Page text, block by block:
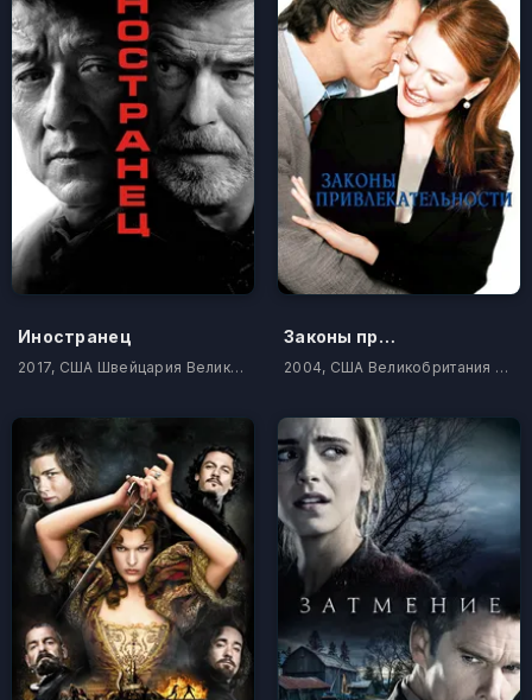
Иностранец
2017, США Швейцария Великобритания Индия Китай
Законы привлекательности
2004, США Великобритания Германия Ирландия